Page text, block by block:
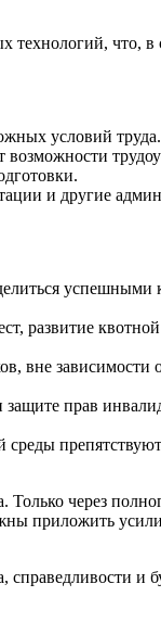
технологий, что,
условий труда.
и другие
успешными
развитие
вне зависимости
защите прав
среды
через
приложить
и